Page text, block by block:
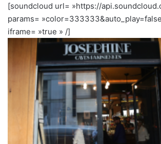
[soundcloud url= »https://
params=
iframe= »true » /]